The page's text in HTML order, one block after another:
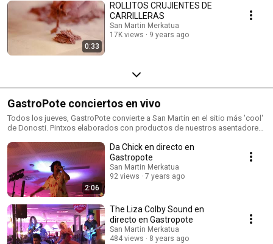
0:33
ROLLITOS CRUJIENTES DE
CARRILLERAS
San Martin Merkatua
17K views
9 years ago
GastroPote conciertos en vivo
Todos los jueves, GastroPote convierte a San Martin en el sitio más 'cool'
de Donosti. Pintxos elaborados con productos de nuestros asentadores
pasado por el mercado con más vida de San Sebastián.
2:06
Da Chick en directo en
Gastropote
San Martin Merkatua
92 views
7 years ago
The Liza Colby Sound en
directo en Gastropote
San Martin Merkatua
484 views
8 years ago